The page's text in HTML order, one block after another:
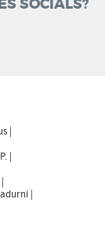
SOCIALS?